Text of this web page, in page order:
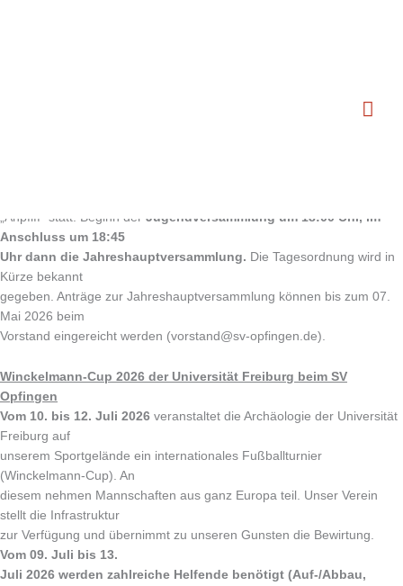
„Anpfiff“ statt. Beginn der Jugendversammlung um 18:00 Uhr, im
Anschluss um 18:45
Uhr dann die Jahreshauptversammlung. Die Tagesordnung wird in
Kürze bekannt
gegeben. Anträge zur Jahreshauptversammlung können bis zum 07.
Mai 2026 beim
Vorstand eingereicht werden (vorstand@sv-opfingen.de).
Winckelmann-Cup 2026 der Universität Freiburg beim SV
Opfingen
Vom 10. bis 12. Juli 2026 veranstaltet die Archäologie der Universität
Freiburg auf
unserem Sportgelände ein internationales Fußballturnier
(Winckelmann-Cup). An
diesem nehmen Mannschaften aus ganz Europa teil. Unser Verein
stellt die Infrastruktur
zur Verfügung und übernimmt zu unseren Gunsten die Bewirtung.
Vom 09. Juli bis 13.
Juli 2026 werden zahlreiche Helfende benötigt (Auf-/Abbau,